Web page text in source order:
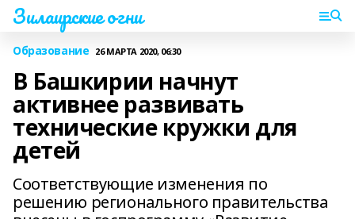
Зилаирские огни
Образование 26 МАРТА 2020, 06:30
В Башкирии начнут
активнее развивать
технические кружки для
детей
Соответствующие изменения по
решению регионального правительства